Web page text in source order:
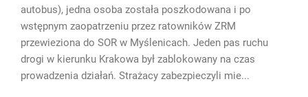
autobus), jedna osoba została poszkodowana i po
wstępnym zaopatrzeniu przez ratowników ZRM
przewieziona do SOR w Myślenicach. Jeden pas ruchu
drogi w kierunku Krakowa był zablokowany na czas
prowadzenia działań. Strażacy zabezpieczyli mie...